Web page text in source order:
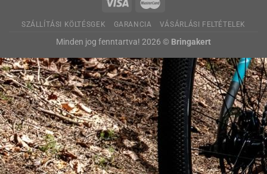
SZÁLLÍTÁSI KÖLTÉSGEK GARANCIA VÁSÁRLÁSI FELTÉTELEK
Minden jog fenntartva! 2026 © Bringakert